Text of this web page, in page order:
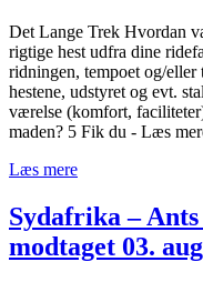
Det Lange Trek Hvordan
rigtige hest udfra dine
ridningen, tempoet og/
hestene, udstyret og evt.
værelse (komfort,
maden? 5 Fik du - Læs
Læs mere
Sydafrika –
modtaget 03.